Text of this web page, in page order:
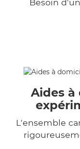
Besoin
Aides à
L'ensemble